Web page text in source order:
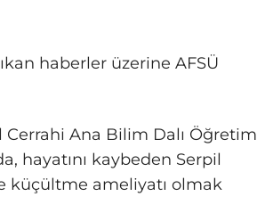
haberler üzerine AFSÜ
Cerrahi Ana Bilim Dalı Öğretim
hayatını kaybeden Serpil
küçültme ameliyatı olmak